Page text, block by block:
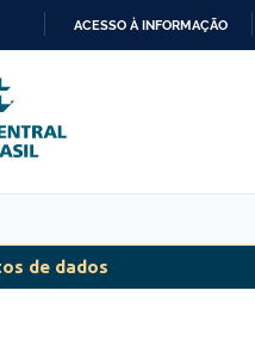
ACESSO À INFORMAÇÃO
de dados